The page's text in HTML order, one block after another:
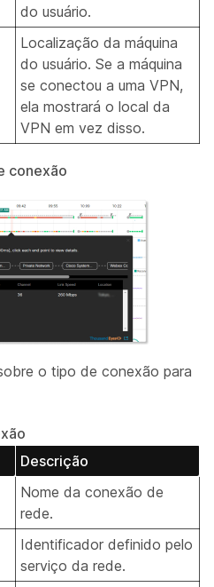
do usuário.
Localização da máquina
do usuário. Se a máquina
se conectou a uma VPN,
ela mostrará o local da
VPN em vez disso.
conexão
o tipo de conexão para
Descrição
Nome da conexão de
rede.
Identificador definido pelo
serviço da rede.